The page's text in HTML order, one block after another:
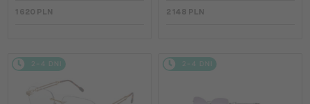
1 620 PLN 2 148 PLN
2-4 DNI 2-4 DNI